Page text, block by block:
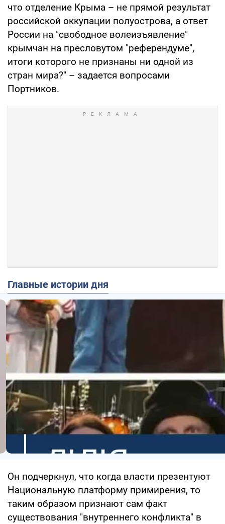
что отделение Крыма – не прямой результат
российской оккупации полуострова, а ответ
России на "свободное волеизъявление"
крымчан на пресловутом "референдуме",
итоги которого не признаны ни одной из
стран мира?" – задается вопросами
Портников.
Главные истории дня
Он подчеркнул, что когда власти презентуют
Национальную платформу примирения, то
таким образом признают сам факт
существования "внутреннего конфликта" в